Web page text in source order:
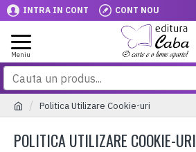
INTRA IN CONT CONT NOU
Politica Utilizare Cookie-uri
POLITICA UTILIZARE COOKIE-URI